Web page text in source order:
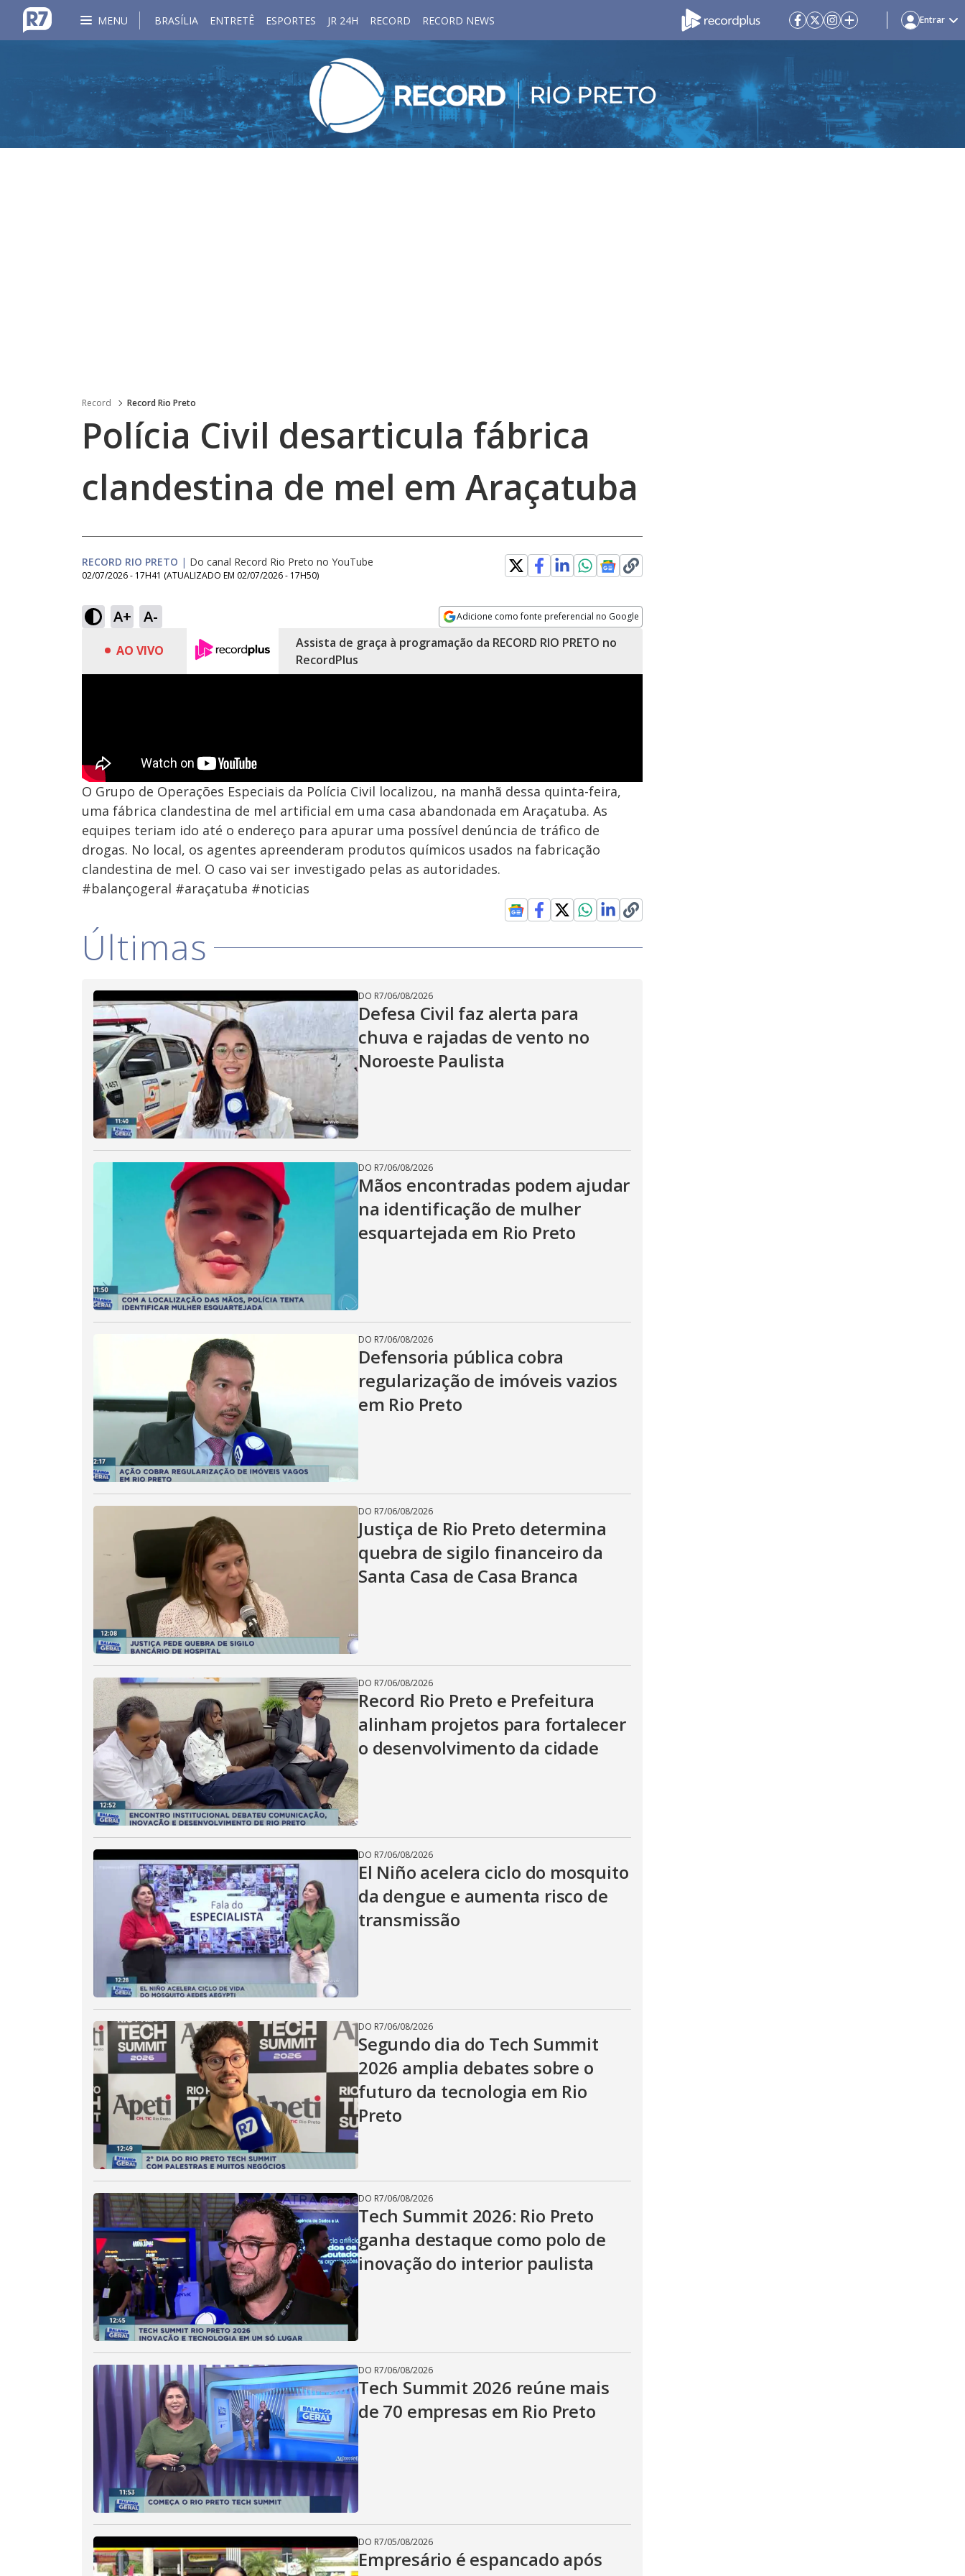
MENU BRASÍLIA ENTRETÊ ESPORTES JR 24H RECORD RECORD NEWS Entrar
Record Record Rio Preto
Polícia Civil desarticula fábrica
clandestina de mel em Araçatuba
RECORD RIO PRETO | Do canal Record Rio Preto no YouTube
02/07/2026 - 17H41 (ATUALIZADO EM 02/07/2026 - 17H50)
A+ A- Adicione como fonte preferencial no Google
Opens in new window
AO VIVO
Assista de graça à programação da RECORD RIO PRETO no
RecordPlus
O Grupo de Operações Especiais da Polícia Civil localizou, na manhã dessa quinta-feira,
uma fábrica clandestina de mel artificial em uma casa abandonada em Araçatuba. As
equipes teriam ido até o endereço para apurar uma possível denúncia de tráfico de
drogas. No local, os agentes apreenderam produtos químicos usados na fabricação
clandestina de mel. O caso vai ser investigado pelas as autoridades.
#balançogeral #araçatuba #noticias
Últimas
DO R7/06/08/2026
Defesa Civil faz alerta para
chuva e rajadas de vento no
Noroeste Paulista
DO R7/06/08/2026
Mãos encontradas podem ajudar
na identificação de mulher
esquartejada em Rio Preto
DO R7/06/08/2026
Defensoria pública cobra
regularização de imóveis vazios
em Rio Preto
DO R7/06/08/2026
Justiça de Rio Preto determina
quebra de sigilo financeiro da
Santa Casa de Casa Branca
DO R7/06/08/2026
Record Rio Preto e Prefeitura
alinham projetos para fortalecer
o desenvolvimento da cidade
DO R7/06/08/2026
El Niño acelera ciclo do mosquito
da dengue e aumenta risco de
transmissão
DO R7/06/08/2026
Segundo dia do Tech Summit
2026 amplia debates sobre o
futuro da tecnologia em Rio
Preto
DO R7/06/08/2026
Tech Summit 2026: Rio Preto
ganha destaque como polo de
inovação do interior paulista
DO R7/06/08/2026
Tech Summit 2026 reúne mais
de 70 empresas em Rio Preto
DO R7/05/08/2026
Empresário é espancado após